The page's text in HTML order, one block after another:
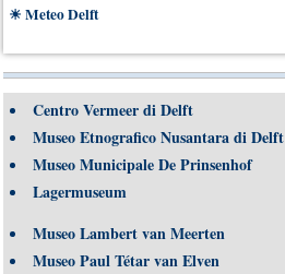
☀ Meteo Delft
Centro Vermeer di Delft
Museo Etnografico Nusantara di Delft
Museo Municipale De Prinsenhof
Lagermuseum
Museo Lambert van Meerten
Museo Paul Tétar van Elven